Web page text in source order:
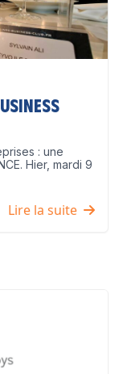
: une
Hier, mardi 9
Lire la suite